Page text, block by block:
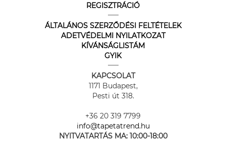
REGISZTRÁCIÓ
ÁLTALÁNOS SZERZŐDÉSI FELTÉTELEK
ADETVÉDELMI NYILATKOZAT
KÍVÁNSÁGLISTÁM
GYIK
KAPCSOLAT
1171 Budapest,
Pesti út 318.
+36 20 319 7799
info@tapetatrend.hu
NYITVATARTÁS MA: 10:00-18:00